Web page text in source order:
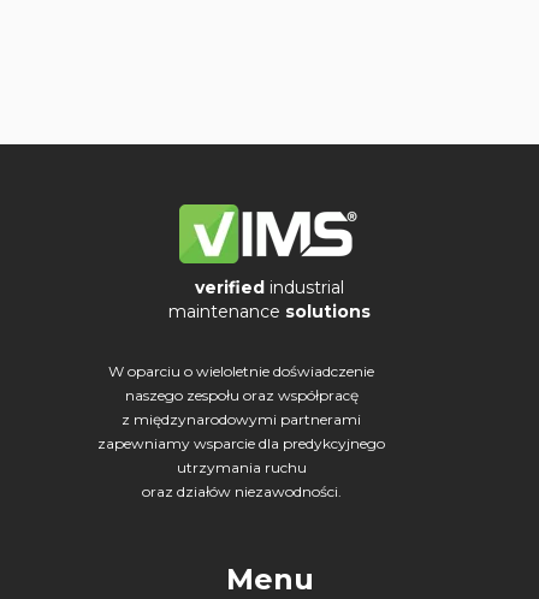
verified industrial
maintenance solutions
W oparciu o wieloletnie doświadczenie
naszego zespołu oraz współpracę
z międzynarodowymi partnerami
zapewniamy wsparcie dla predykcyjnego
utrzymania ruchu
oraz działów niezawodności.
Menu